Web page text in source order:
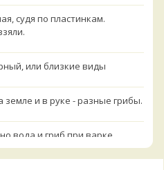
судя по пластинкам.
или близкие виды
земле и в руке - разные грибы.
вода и гриб при варке
спасибо.